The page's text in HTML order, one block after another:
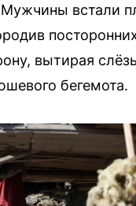
встали
вытирая
бегемота.